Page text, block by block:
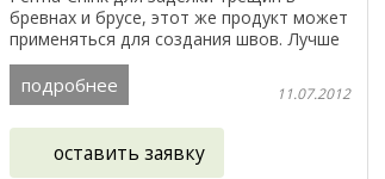
бревнах и брусе, этот же продукт может
применяться для создания швов. Лучше
всего этот продукт подходит для
трещин и швов шириной до 2,5
сантиметров. ...
подробнее 11.07.2012
оставить заявку